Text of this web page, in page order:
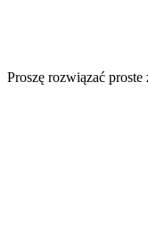
Proszę rozwiązać